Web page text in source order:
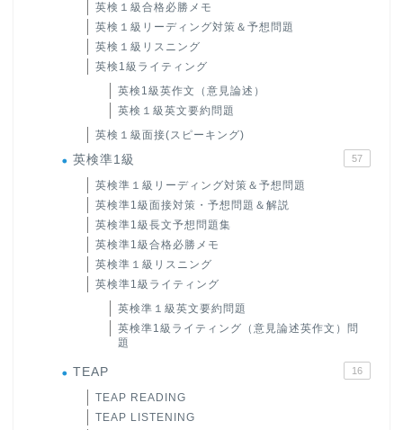
英検１級合格必勝メモ
英検１級リーディング対策＆予想問題
英検１級リスニング
英検1級ライティング
英検1級英作文（意見論述）
英検１級英文要約問題
英検１級面接(スピーキング)
英検準1級 57
英検準１級リーディング対策＆予想問題
英検準1級面接対策・予想問題＆解説
英検準1級長文予想問題集
英検準1級合格必勝メモ
英検準１級リスニング
英検準1級ライティング
英検準１級英文要約問題
英検準1級ライティング（意見論述英作文）問
題
TEAP 16
TEAP READING
TEAP LISTENING